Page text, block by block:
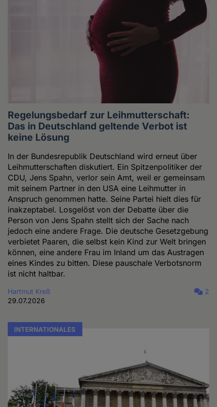
Regelungsbedarf zur Leihmutterschaft:
Das in Deutschland geltende Verbot ist
keine Lösung
In der Bundesrepublik Deutschland wird erneut über
Leihmutterschaften diskutiert. Ein Spitzenpolitiker der
CDU, Jens Spahn, verlor sein Amt, weil er gemeinsam
mit seinem Partner in den USA eine Leihmutter in
Anspruch genommen hatte. Seine Partei hielt dies für
inakzeptabel. Losgelöst von der Debatte über die
Person von Jens Spahn stellt sich der Sache nach
jedoch eine andere Frage. Die deutsche Gesetzgebung
verbietet Paaren, die selbst kein Kind zur Welt bringen
können, eine andere Frau im Inland um das Austragen
eines Kindes zu bitten. Diese pauschale Verbotsnorm
ist nicht haltbar.
Hartmut Kreß
29.07.2026
2
INTERNATIONALES